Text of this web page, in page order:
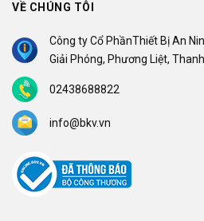
VỀ CHÚNG TÔI
Công ty Cổ PhầnThiết Bị An
Giải Phóng, Phương Liệt,
02438688822
info@bkv.vn